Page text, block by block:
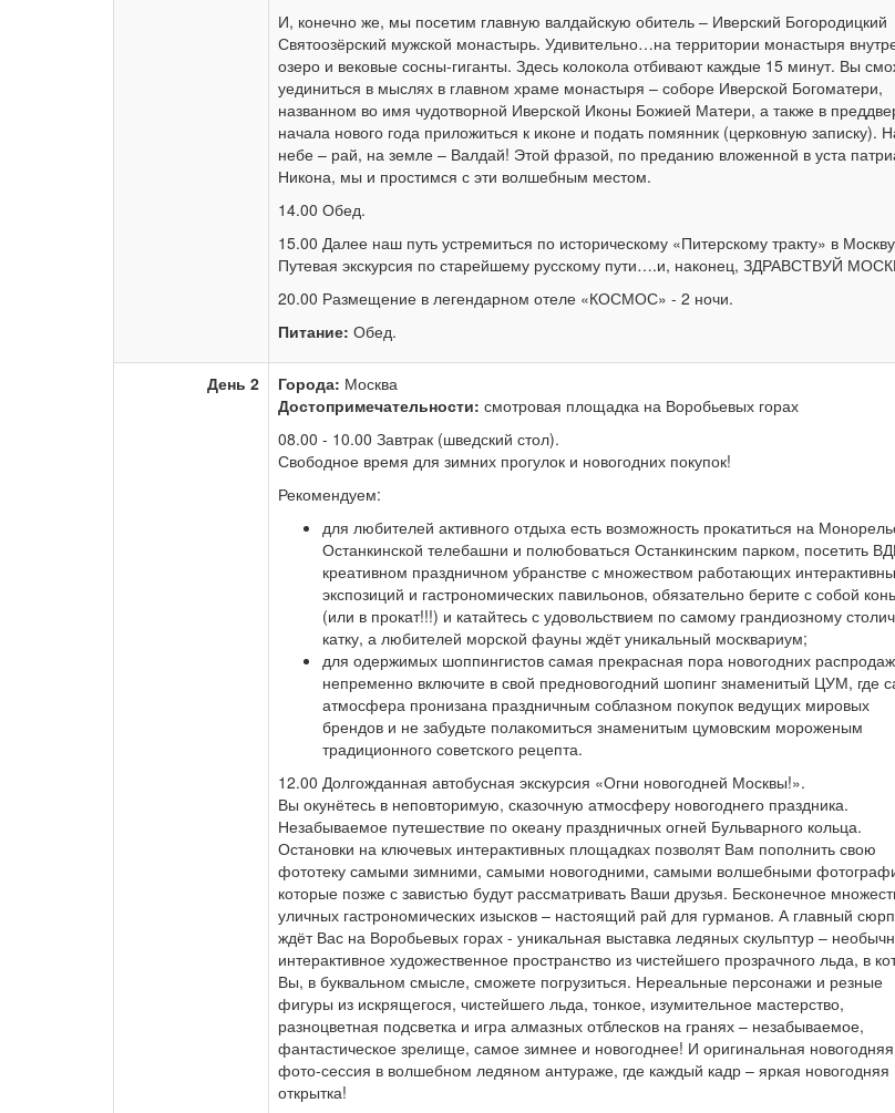
И, конечно же, мы посетим главную валдайскую обитель – Иверский Богородицкий
Святоозёрский мужской монастырь. Удивительно…на территории монастыря
озеро и вековые сосны-гиганты. Здесь колокола отбивают каждые 15 минут. Вы
уединиться в мыслях в главном храме монастыря – соборе Иверской Богоматери,
названном во имя чудотворной Иверской Иконы Божией Матери, а также в
начала нового года приложиться к иконе и подать помянник (церковную записку).
небе – рай, на земле – Валдай! Этой фразой, по преданию вложенной в уста
Никона, мы и простимся с эти волшебным местом.
14.00 Обед.
15.00 Далее наш путь устремиться по историческому «Питерскому тракту» в
Путевая экскурсия по старейшему русскому пути….и, наконец, ЗДРАВСТВУЙ
20.00 Размещение в легендарном отеле «КОСМОС» - 2 ночи.
Питание: Обед.
День 2 Города: Москва
Достопримечательности: смотровая площадка на Воробьевых горах
08.00 - 10.00 Завтрак (шведский стол).
Свободное время для зимних прогулок и новогодних покупок!
Рекомендуем:
для любителей активного отдыха есть возможность прокатиться на
Останкинской телебашни и полюбоваться Останкинским парком, посетить
креативном праздничном убранстве с множеством работающих
экспозиций и гастрономических павильонов, обязательно берите с собой
(или в прокат!!!) и катайтесь с удовольствием по самому грандиозному
катку, а любителей морской фауны ждёт уникальный москвариум;
для одержимых шоппингистов самая прекрасная пора новогодних
непременно включите в свой предновогодний шопинг знаменитый ЦУМ, где
атмосфера пронизана праздничным соблазном покупок ведущих мировых
брендов и не забудьте полакомиться знаменитым цумовским мороженым
традиционного советского рецепта.
12.00 Долгожданная автобусная экскурсия «Огни новогодней Москвы!».
Вы окунётесь в неповторимую, сказочную атмосферу новогоднего праздника.
Незабываемое путешествие по океану праздничных огней Бульварного кольца.
Остановки на ключевых интерактивных площадках позволят Вам пополнить свою
фототеку самыми зимними, самыми новогодними, самыми волшебными
которые позже с завистью будут рассматривать Ваши друзья. Бесконечное
уличных гастрономических изысков – настоящий рай для гурманов. А главный
ждёт Вас на Воробьевых горах - уникальная выставка ледяных скульптур –
интерактивное художественное пространство из чистейшего прозрачного льда, в
Вы, в буквальном смысле, сможете погрузиться. Нереальные персонажи и резные
фигуры из искрящегося, чистейшего льда, тонкое, изумительное мастерство,
разноцветная подсветка и игра алмазных отблесков на гранях – незабываемое,
фантастическое зрелище, самое зимнее и новогоднее! И оригинальная новогодняя
фото-сессия в волшебном ледяном антураже, где каждый кадр – яркая новогодняя
открытка!